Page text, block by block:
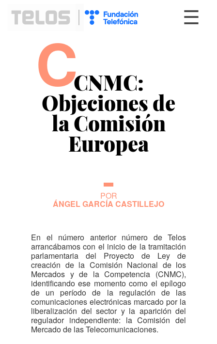
☰
CCNMC:
Objeciones de
la Comisión
Europea
POR
ÁNGEL GARCÍA CASTILLEJO
En el número anterior número de Telos
arrancábamos con el inicio de la tramitación
parlamentaria del Proyecto de Ley de
creación de la Comisión Nacional de los
Mercados y de la Competencia (CNMC),
identificando ese momento como el epílogo
de un período de la regulación de las
comunicaciones electrónicas marcado por la
liberalización del sector y la aparición del
regulador independiente: la Comisión del
Mercado de las Telecomunicaciones.